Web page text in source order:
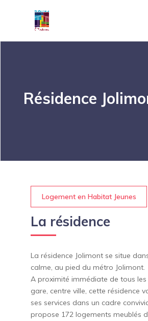
Résidence
Logement en Habitat Jeunes
La résidence
La résidence Jolimont se situe
calme, au pied du métro Jolimont.
A proximité immédiate de tous les
gare, centre ville, cette résidence
ses services dans un cadre
propose 172 logements meublés